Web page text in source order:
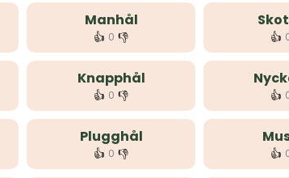
Manhål
👍 0 👎 👍
Knapphål
👍 0 👎 👍
Plugghål
👍 0 👎 👍